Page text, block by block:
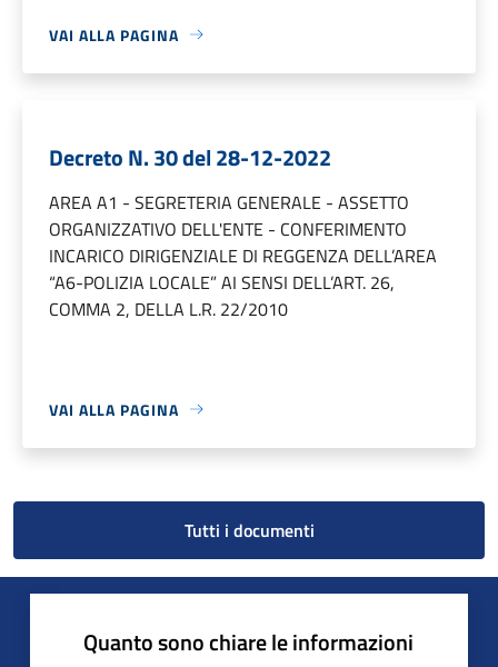
VAI ALLA PAGINA
Decreto N. 30 del 28-12-2022
AREA A1 - SEGRETERIA GENERALE - ASSETTO
ORGANIZZATIVO DELL'ENTE - CONFERIMENTO
INCARICO DIRIGENZIALE DI REGGENZA DELL’AREA
“A6-POLIZIA LOCALE” AI SENSI DELL’ART. 26,
COMMA 2, DELLA L.R. 22/2010
VAI ALLA PAGINA
Tutti i documenti
Quanto sono chiare le informazioni